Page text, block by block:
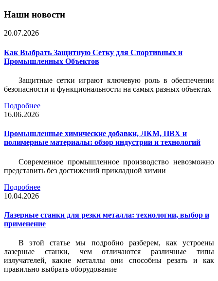
Наши новости
20.07.2026
Как Выбрать Защитную Сетку для Спортивных и
Промышленных Объектов
Защитные сетки играют ключевую роль в обеспечении
безопасности и функциональности на самых разных объектах
Подробнее
16.06.2026
Промышленные химические добавки, ЛКМ, ПВХ и
полимерные материалы: обзор индустрии и технологий
Современное промышленное производство невозможно
представить без достижений прикладной химии
Подробнее
10.04.2026
Лазерные станки для резки металла: технологии, выбор и
применение
В этой статье мы подробно разберем, как устроены
лазерные станки, чем отличаются различные типы
излучателей, какие металлы они способны резать и как
правильно выбрать оборудование